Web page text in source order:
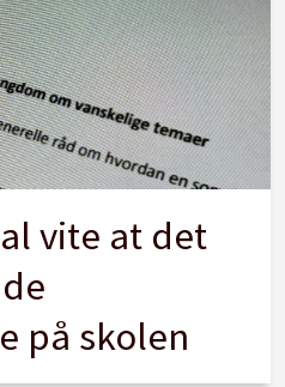
vite at det
på skolen